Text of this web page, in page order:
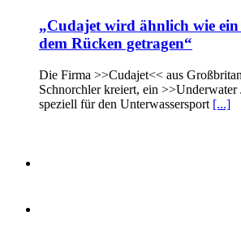
„Cudajet wird ähnlich wie
dem Rücken getragen“
Die Firma >>Cudajet<< aus
Schnorchler kreiert, ein >>Underwater
speziell für den Unterwassersport [...]